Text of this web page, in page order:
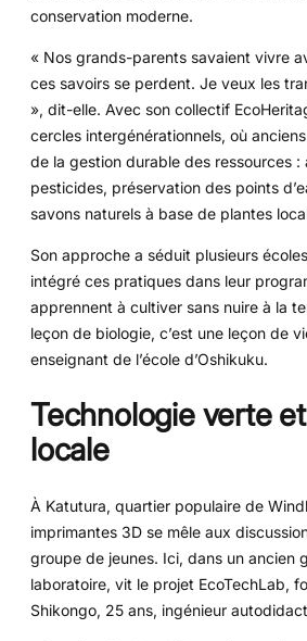
conservation moderne.
« Nos grands-parents savaient vivre
ces savoirs se perdent. Je veux les
», dit-elle. Avec son collectif
cercles intergénérationnels, où
de la gestion durable des ressources :
pesticides, préservation des points
savons naturels à base de plantes
Son approche a séduit plusieurs
intégré ces pratiques dans leur
apprennent à cultiver sans nuire à la
leçon de biologie, c’est une leçon de
enseignant de l’école d’Oshikuku.
Technologie verte
locale
À Katutura, quartier populaire de
imprimantes 3D se mêle aux
groupe de jeunes. Ici, dans un ancien
laboratoire, vit le projet EcoTechLab,
Shikongo, 25 ans, ingénieur